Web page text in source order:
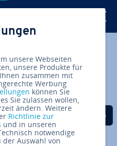
Online
WhatT­he­
Facebook teilen
Auf Twitter teilen
Auf LinkedIn
unsere Webseiten
unsere Produkte für
zusammen mit
Werbung
können Sie
Sie zulassen wollen,
ändern. Weitere
Richtlinie zur
und in unseren
notwendige
der Auswahl von